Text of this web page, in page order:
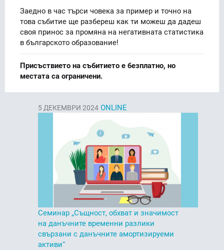
Заедно в час търси човека за пример и точно на
това събитие ще разбереш как ти можеш да дадеш
своя принос за промяна на негативната статистика
в българското образование!
Присъствието на събитието е безплатно, но
местата са ограничени.
5 ДЕКЕМВРИ 2024 ONLINE
Семинар „Същност, обхват и значимост
на данъчните временни разлики
свързани с данъчните амортизируеми
активи“